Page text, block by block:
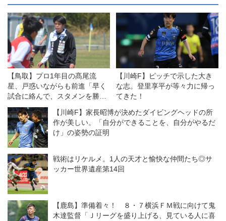
【鳥取】プロ1年目の髙尾流
星、戸惑いながらも前進「早く
試合に絡んで、スタメンを勝ち
取れるように」
【川崎F】ピッチで示した大き
な志。登里享平が等々力に帰っ
てきた！
【川崎F】家長昭博が決めたダイビングヘッドの所
作が美しい。「自分ができることを、自分がやるだ
け」の姿勢の証明
戦術はリケルメ。1人の天才と愉快な仲間たち◎サ
ッカー世界遺産第14回
【鹿島】準備着々！ ８・７横浜ＦＭ戦に向けて鬼
木達監督「Ｊリーグを盛り上げる、見ている人に喜